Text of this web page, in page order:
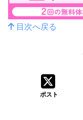
目次へ戻る
ポスト